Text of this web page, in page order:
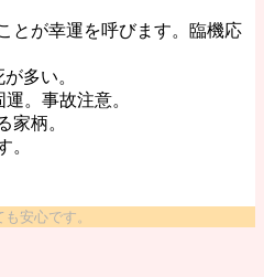
とが幸運を呼びます。臨機応
多い。
。事故注意。
柄。
。
安心です。